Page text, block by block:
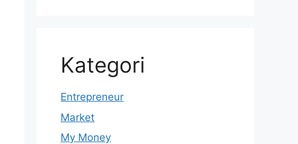
Kategori
Entrepreneur
Market
My Money